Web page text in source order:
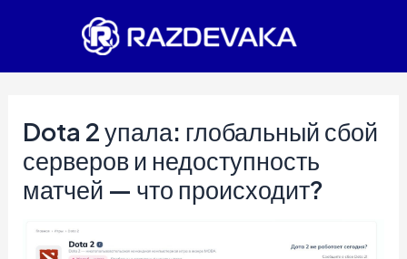
Dota 2 упала: глобальный сбой
серверов и недоступность
матчей — что происходит?